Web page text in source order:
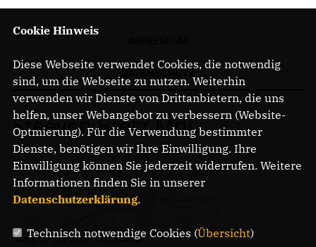
Steeven Bretz MdL
Gregor-Mendel-Straße 3
Cookie Hinweis
Diese Webseite verwendet Cookies, die notwendig
sind, um die Webseite zu nutzen. Weiterhin
verwenden wir Dienste von Drittanbietern, die uns
helfen, unser Webangebot zu verbessern (Website-
Optmierung). Für die Verwendung bestimmter
Dienste, benötigen wir Ihre Einwilligung. Ihre
Einwilligung können Sie jederzeit widerrufen. Weitere
Informationen finden Sie in unserer
Datenschutzerklärung.
Technisch notwendige Cookies (Übersicht)